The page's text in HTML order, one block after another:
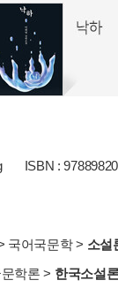
ISBN :
국어국문학> 소설
학론 > 한국소설